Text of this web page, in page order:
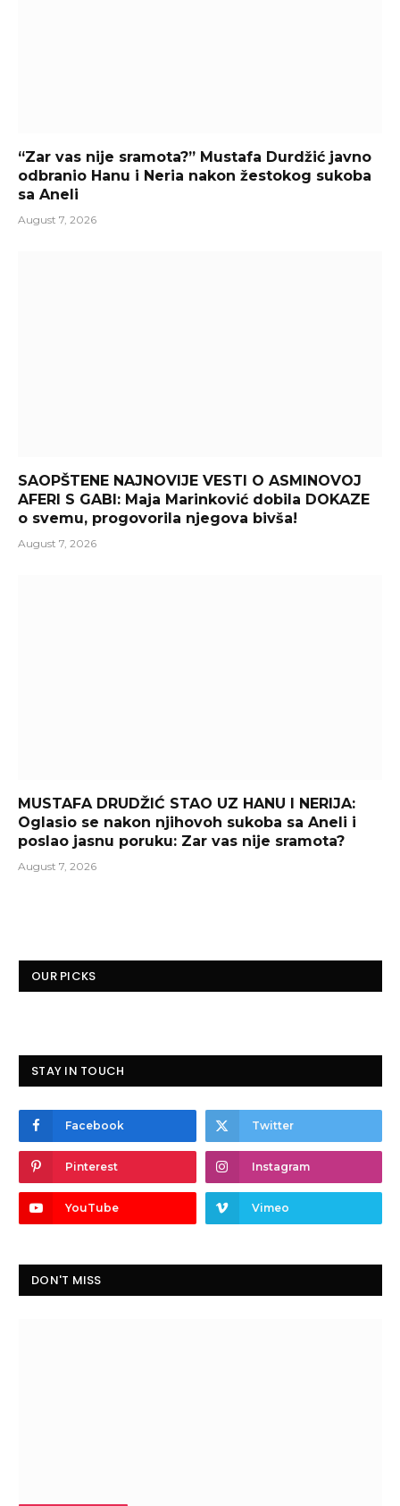
“Zar vas nije sramota?” Mustafa Durdžić javno
odbranio Hanu i Neria nakon žestokog sukoba
sa Aneli
August 7, 2026
SAOPŠTENE NAJNOVIJE VESTI O ASMINOVOJ
AFERI S GABI: Maja Marinković dobila DOKAZE
o svemu, progovorila njegova bivša!
August 7, 2026
MUSTAFA DRUDŽIĆ STAO UZ HANU I NERIJA:
Oglasio se nakon njihovoh sukoba sa Aneli i
poslao jasnu poruku: Zar vas nije sramota?
August 7, 2026
OUR PICKS
STAY IN TOUCH
Facebook Twitter
Pinterest Instagram
YouTube Vimeo
DON'T MISS